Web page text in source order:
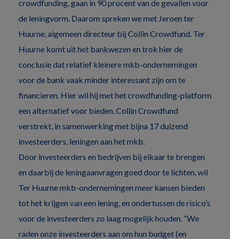
crowdfunding, gaan in 90 procent van de gevallen voor
de leningvorm. Daarom spreken we met Jeroen ter
Huurne, algemeen directeur bij Collin Crowdfund. Ter
Huurne komt uit het bankwezen en trok hier de
conclusie dat relatief kleinere mkb-ondernemingen
voor de bank vaak minder interessant zijn om te
financieren. Hier wil hij met het crowdfunding-platform
een alternatief voor bieden. Collin Crowdfund
verstrekt, in samenwerking met bijna 17 duizend
investeerders, leningen aan het mkb.
Door investeerders en bedrijven bij elkaar te brengen
en daarbij de leningaanvragen goed door te lichten, wil
Ter Huurne mkb-ondernemingen meer kansen bieden
tot het krijgen van een lening, en ondertussen de risico’s
voor de investeerders zo laag mogelijk houden. “We
raden onze investeerders aan om hun budget (en